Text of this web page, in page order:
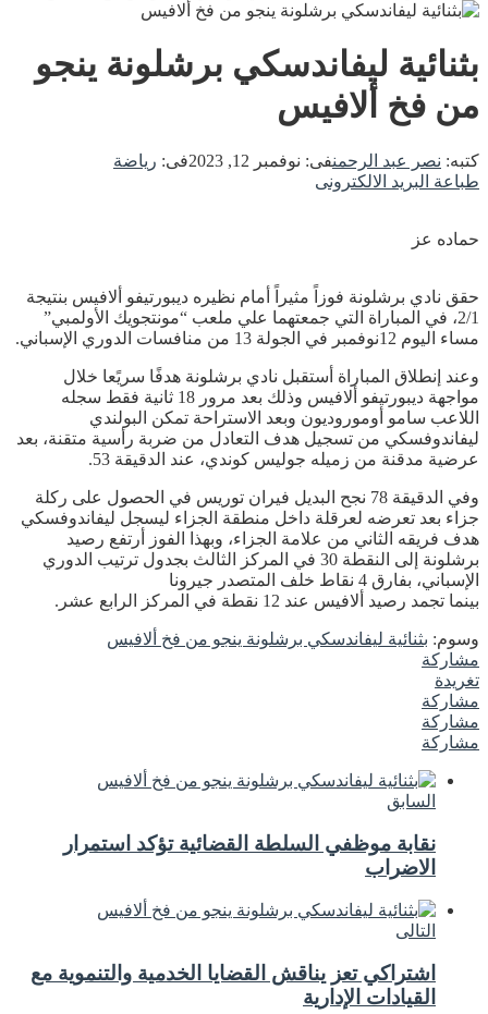
بثنائية ليفاندسكي برشلونة ينجو
من فخ ألافيس
كتبه: نصر عبد الرحمنفى: نوفمبر 12, 2023 فى: رياضة
طباعة البريد الالكترونى
حماده عز
حقق نادي برشلونة فوزاً مثيراً أمام نظيره ديبورتيفو ألافيس بنتيجة
2/1، في المباراة التي جمعتهما علي ملعب “مونتجويك الأولمبي”
مساء اليوم 12نوفمبر في الجولة 13 من منافسات الدوري الإسباني.
وعند إنطلاق المباراة أستقبل نادي برشلونة هدفًا سريًعا خلال
مواجهة ديبورتيفو ألافيس وذلك بعد مرور 18 ثانية فقط سجله
اللاعب سامو أوموروديون وبعد الاستراحة تمكن البولندي
ليفاندوفسكي من تسجيل هدف التعادل من ضربة رأسية متقنة، بعد
عرضية مدقنة من زميله جوليس كوندي، عند الدقيقة 53.
وفي الدقيقة 78 نجح البديل فيران توريس في الحصول على ركلة
جزاء بعد تعرضه لعرقلة داخل منطقة الجزاء ليسجل ليفاندوفسكي
هدف فريقه الثاني من علامة الجزاء، وبهذا الفوز أرتفع رصيد
برشلونة إلى النقطة 30 في المركز الثالث بجدول ترتيب الدوري
الإسباني، بفارق 4 نقاط خلف المتصدر جيرونا
بينما تجمد رصيد ألافيس عند 12 نقطة في المركز الرابع عشر.
وسوم: بثنائية ليفاندسكي برشلونة ينجو من فخ ألافيس
مشاركة
تغريدة
مشاركة
مشاركة
مشاركة
السابق
نقابة موظفي السلطة القضائية تؤكد استمرار
الاضراب
التالى
اشتراكي تعز يناقش القضايا الخدمية والتنموية مع
القيادات الإدارية